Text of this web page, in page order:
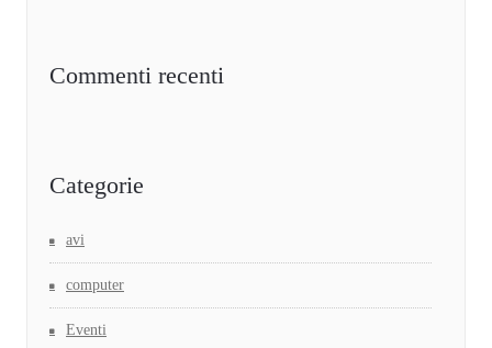
Commenti recenti
Categorie
avi
computer
Eventi